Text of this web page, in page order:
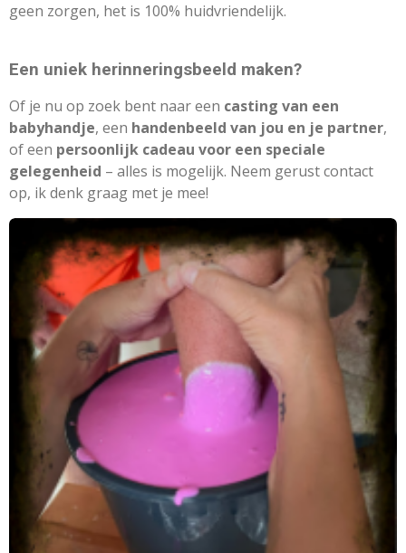
geen zorgen, het is 100% huidvriendelijk.
Een uniek herinneringsbeeld maken?
Of je nu op zoek bent naar een casting van een
babyhandje, een handenbeeld van jou en je partner,
of een persoonlijk cadeau voor een speciale
gelegenheid – alles is mogelijk. Neem gerust contact
op, ik denk graag met je mee!